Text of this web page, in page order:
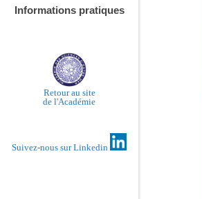
Informations pratiques
Retour au site
de l'Académie
Suivez-nous sur Linkedin